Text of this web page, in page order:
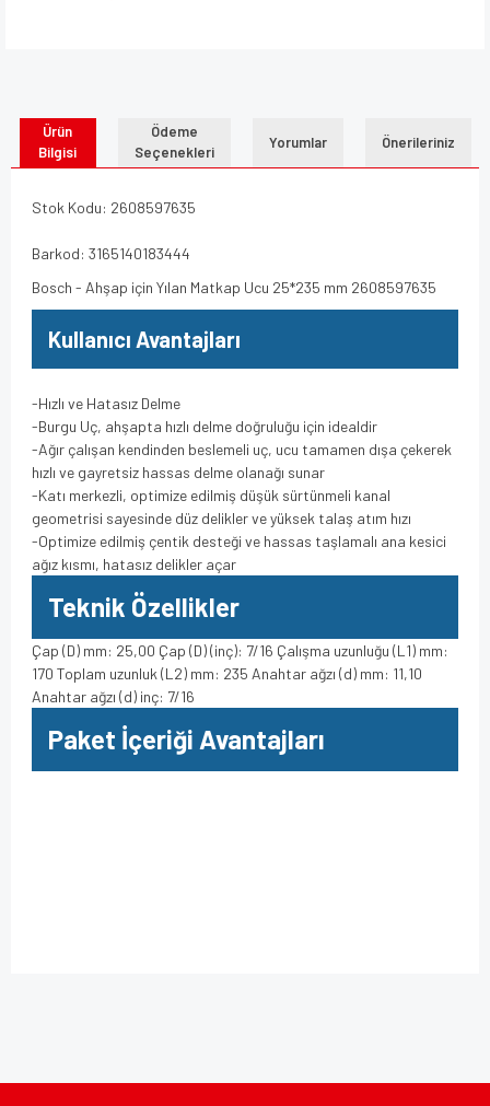
Ürün
Bilgisi
Ödeme
Seçenekleri
Yorumlar Önerileriniz
Stok Kodu: 2608597635
Barkod: 3165140183444
Bosch - Ahşap için Yılan Matkap Ucu 25*235 mm 2608597635
Kullanıcı Avantajları
-Hızlı ve Hatasız Delme
-Burgu Uç, ahşapta hızlı delme doğruluğu için idealdir
-Ağır çalışan kendinden beslemeli uç, ucu tamamen dışa çekerek
hızlı ve gayretsiz hassas delme olanağı sunar
-Katı merkezli, optimize edilmiş düşük sürtünmeli kanal
geometrisi sayesinde düz delikler ve yüksek talaş atım hızı
-Optimize edilmiş çentik desteği ve hassas taşlamalı ana kesici
ağız kısmı, hatasız delikler açar
Teknik Özellikler
Çap (D) mm: 25,00 Çap (D) (inç): 7/16 Çalışma uzunluğu (L1) mm:
170 Toplam uzunluk (L2) mm: 235 Anahtar ağzı (d) mm: 11,10
Anahtar ağzı (d) inç: 7/16
Paket İçeriği Avantajları